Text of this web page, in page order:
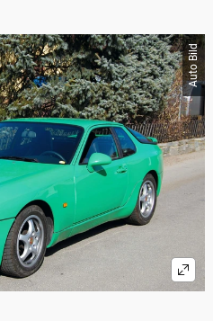
Auto Bild